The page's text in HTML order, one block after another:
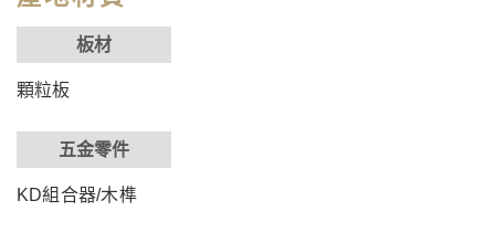
板材
顆粒板
五金零件
KD組合器/木榫